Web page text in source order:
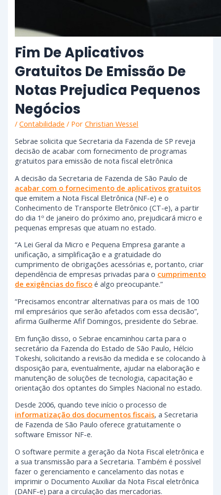
Fim De Aplicativos
Gratuitos De Emissão De
Notas Prejudica Pequenos
Negócios
/Contabilidade / PorChristian Wessel
Sebrae solicita que Secretaria da Fazenda de SP reveja
decisão de acabar com fornecimento de programas
gratuitos para emissão de nota fiscal eletrônica
A decisão da Secretaria de Fazenda de São Paulo de
acabar com o fornecimento de aplicativos gratuitos
que emitem a Nota Fiscal Eletrônica (NF-e) e o
Conhecimento de Transporte Eletrônico (CT-e), a partir
do dia 1º de janeiro do próximo ano, prejudicará micro e
pequenas empresas que atuam no estado.
“A Lei Geral da Micro e Pequena Empresa garante a
unificação, a simplificação e a gratuidade do
cumprimento de obrigações acessórias e, portanto, criar
dependência de empresas privadas para o cumprimento
de exigências do fisco é algo preocupante.”
“Precisamos encontrar alternativas para os mais de 100
mil empresários que serão afetados com essa decisão”,
afirma Guilherme Afif Domingos, presidente do Sebrae.
Em função disso, o Sebrae encaminhou carta para o
secretário da Fazenda do Estado de São Paulo, Hélcio
Tokeshi, solicitando a revisão da medida e se colocando à
disposição para, eventualmente, ajudar na elaboração e
manutenção de soluções de tecnologia, capacitação e
orientação dos optantes do Simples Nacional no estado.
Desde 2006, quando teve início o processo de
informatização dos documentos fiscais, a Secretaria
de Fazenda de São Paulo oferece gratuitamente o
software Emissor NF-e.
O software permite a geração da Nota Fiscal eletrônica e
a sua transmissão para a Secretaria. Também é possível
fazer o gerenciamento e cancelamento das notas e
imprimir o Documento Auxiliar da Nota Fiscal eletrônica
(DANF-e) para a circulação das mercadorias.